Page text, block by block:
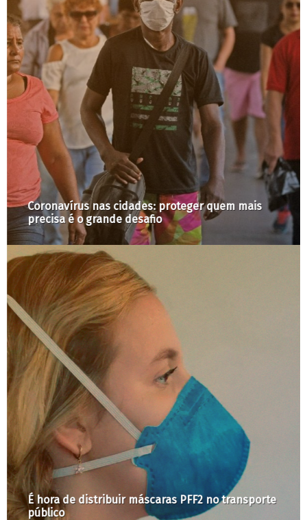
Coronavírus nas cidades: proteger quem mais
precisa é o grande desafio
É hora de distribuir máscaras PFF2 no transporte
público